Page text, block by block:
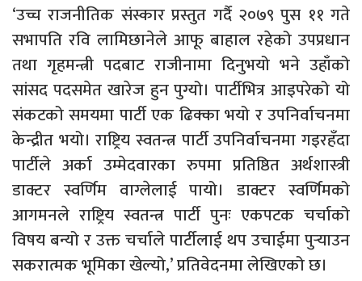
‘उच्च राजनीतिक संस्कार प्रस्तुत गर्दै २०७९ पुस ११ गते
सभापति रवि लामिछानेले आफू बाहाल रहेको उपप्रधान
तथा गृहमन्त्री पदबाट राजीनामा दिनुभयो भने उहाँको
सांसद पदसमेत खारेज हुन पुग्यो। पार्टीभित्र आइपरेको यो
संकटको समयमा पार्टी एक ढिक्का भयो र उपनिर्वाचनमा
केन्द्रीत भयो। राष्ट्रिय स्वतन्त्र पार्टी उपनिर्वाचनमा गइरहँदा
पार्टीले अर्का उम्मेदवारका रुपमा प्रतिष्ठित अर्थशास्त्री
डाक्टर स्वर्णिम वाग्लेलाई पायो। डाक्टर स्वर्णिमको
आगमनले राष्ट्रिय स्वतन्त्र पार्टी पुनः एकपटक चर्चाको
विषय बन्यो र उक्त चर्चाले पार्टीलाई थप उचाईमा पुर्‍याउन
सकरात्मक भूमिका खेल्यो,’ प्रतिवेदनमा लेखिएको छ।